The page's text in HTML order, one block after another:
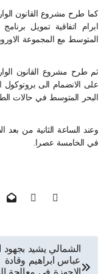
ابرام اتفاقية تمويل
المتوسط مع المجموعة
على الانضمام الى
البحر المتوسط في حالات
وعند الساعة الثانية من
في الخامسة عصرا.
تصفّح
الشمالي يشيد بجهود
عباس ابراهيم وقادة